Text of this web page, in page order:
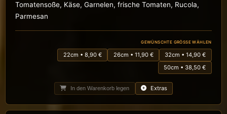
Tomatensoße, Käse, Garnelen, frische Tomaten, Rucola,
Parmesan
GEWÜNSCHTE GRÖSSE WÄHLEN
22cm • 8,90 € 26cm • 11,90 €
32cm • 14,90 €
50cm • 38,50 €
In den Warenkorb legen Extras